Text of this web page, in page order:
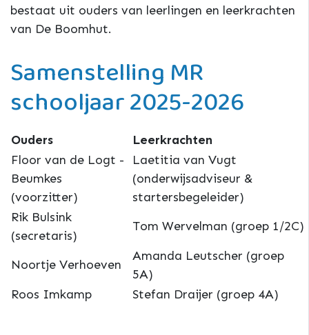
bestaat uit ouders van leerlingen en leerkrachten
van De Boomhut.
Samenstelling MR
schooljaar 2025-2026
Ouders
Leerkrachten
Floor van de Logt -
Beumkes
(voorzitter)
Laetitia van Vugt
(onderwijsadviseur &
startersbegeleider)
Rik Bulsink
(secretaris)
Tom Wervelman (groep 1/2C)
Noortje Verhoeven
Amanda Leutscher (groep
5A)
Roos Imkamp
Stefan Draijer (groep 4A)